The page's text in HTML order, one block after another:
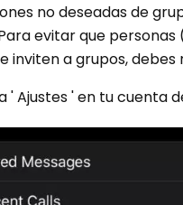
no deseadas de
evitar que personas
inviten a grupos, debes
' Ajustes ' en tu cuenta